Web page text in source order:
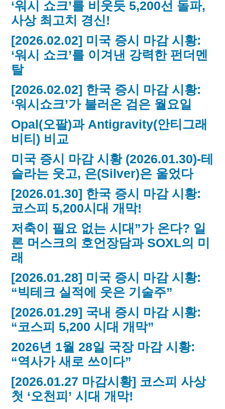
‘워시 쇼크’를 비웃듯 5,200선 돌파,
사상 최고치 경신!
[2026.02.02] 미국 증시 마감 시황:
‘워시 쇼크’를 이겨낸 강력한 펀더멘
탈
[2026.02.02] 한국 증시 마감 시황:
‘워시쇼크’가 불러온 검은 월요일
Opal(오팔)과 Antigravity(안티그래
비티) 비교
미국 증시 마감 시황 (2026.01.30)-테
슬라는 웃고, 은(Silver)은 울었다
[2026.01.30] 한국 증시 마감 시황:
코스피 5,200시대 개막!
저축이 필요 없는 시대”가 온다? 일
론 머스크의 호언장담과 SOXL의 미
래
[2026.01.28] 미국 증시 마감 시황:
“빅테크 실적에 웃은 기술주”
[2026.01.29] 국내 증시 마감 시황:
“코스피 5,200 시대 개막”
2026년 1월 28일 국장 마감 시황:
“역사가 새로 쓰이다”
[2026.01.27 마감시황] 코스피 사상
첫 ‘오천피’ 시대 개막!